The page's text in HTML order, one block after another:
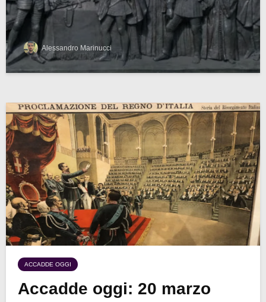
Alessandro Marinucci
ACCADDE OGGI
Accadde oggi: 20 marzo